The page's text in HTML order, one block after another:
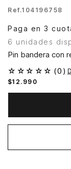
Ref.104196758
Paga en 3
6 unidades
Pin bandera con
☆ ☆ ☆ ☆ ☆ (0 )
$12 . 990